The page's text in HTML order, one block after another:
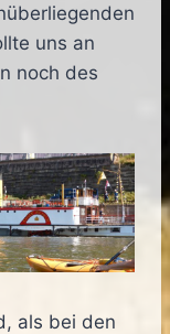
uns an
noch des
als bei den